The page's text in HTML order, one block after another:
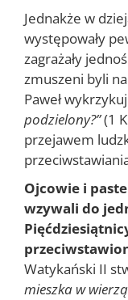
Jednakże w
występowały
zagrażały
zmuszeni byli
Paweł
podzielony?”(1
przejawem
Ojcowie i
wzywali do
Watykański II
mieszka w